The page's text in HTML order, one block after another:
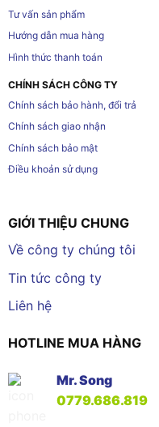
Tư vấn sản phẩm
Hướng dẫn mua hàng
Hình thức thanh toán
CHÍNH SÁCH CÔNG TY
Chính sách bảo hành, đổi trả
Chính sách giao nhận
Chính sách bảo mật
Điều khoản sử dụng
GIỚI THIỆU CHUNG
Về công ty chúng tôi
Tin tức công ty
Liên hệ
HOTLINE MUA HÀNG
Mr. Song
0779.686.819